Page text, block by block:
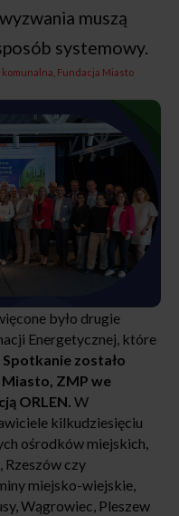
muszą
systemowy.
Fundacja Miasto
było drugie
Energetycznej, które
Spotkanie zostało
ZMP we
ORLEN. W
kilkudziesięciu
ośrodków miejskich,
Rzeszów czy
miejsko-wiejskie,
Wągrowiec, Pleszew